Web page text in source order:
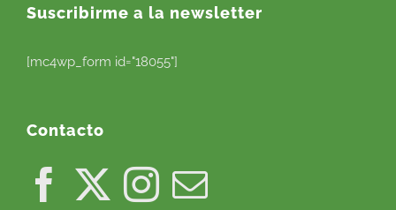
Suscribirme a la newsletter
[mc4wp_form id="18055"]
Contacto